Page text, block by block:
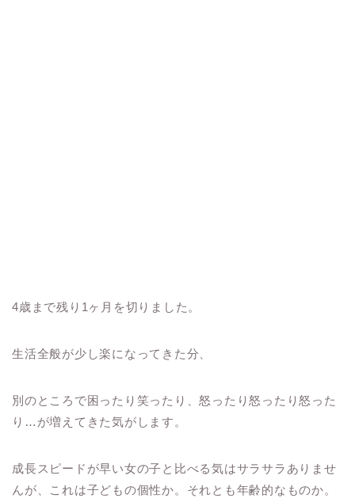
4歳まで残り1ヶ月を切りました。
生活全般が少し楽になってきた分、
別のところで困ったり笑ったり、怒ったり怒ったり怒った
り…が増えてきた気がします。
成長スピードが早い女の子と比べる気はサラサラありませ
んが、これは子どもの個性か。それとも年齢的なものか。